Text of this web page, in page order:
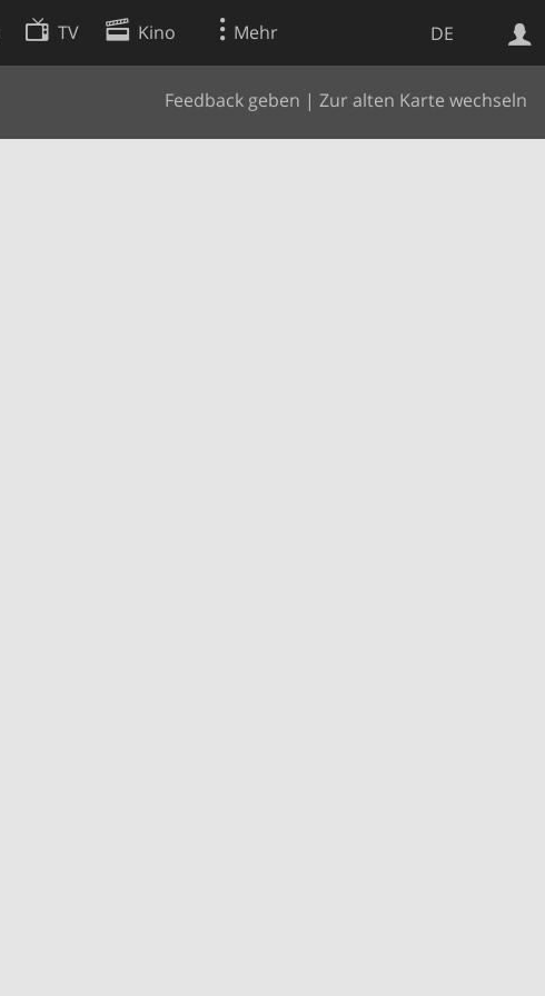
DE
TV Kino Mehr
Feedback geben | Zur alten Karte wechseln
Websuche